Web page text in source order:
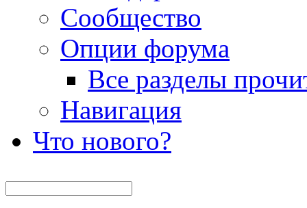
Сообщество
Опции форума
Все разделы
Навигация
Что нового?